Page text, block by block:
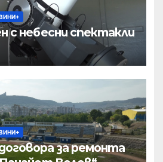
с небесни спектакли
за ремонта